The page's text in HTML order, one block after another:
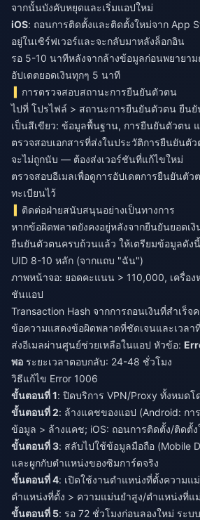
จากนั้นบังคับหยุดและเริ่มแอปใหม่
iOS: ถอนการติดตั้งและติดตั้งใหม่จาก App
อยู่ในเซิร์ฟเวอร์และจะกลับมาหลังล็อกอิน
รอ 5-10 นาทีหลังจากล้างข้อมูลก่อนพยายา
อัปเดตยอดเงินทุกๆ 5 นาที
การตรวจสอบสถานะการยืนยันตัวตน
ไปที่ โปรไฟล์ > สถานะการยืนยันตัวตน ยืน
เป็นสีเขียว: ข้อมูลพื้นฐาน, การยืนยันตัวตน
ตรวจสอบเอกสารที่ส่งในประวัติการยืนยันตั
จะไม่ถูกนับ — ต้องส่งเวอร์ชันที่แก้ไขใหม่
ตรวจสอบอีเมลเพื่อดูการอัปเดตการยืนยันตัว
ทะเบียนไว้
ติดต่อฝ่ายสนับสนุนอย่างเป็นทางการ
หากข้อผิดพลาดยังคงอยู่หลังจากยืนยันยอดเ
ยืนยันตัวตนครบถ้วนแล้ว ให้เตรียมข้อมูลดัง
UID 8-10 หลัก (จากแถบ "ฉัน")
ภาพหน้าจอ: ยอดคะแนน > 110,000, เครื่อง
ชันแอป
Transaction Hash จากการถอนเงินที่สำเร็จ
ข้อความแสดงข้อผิดพลาดที่ชัดเจนและเวลาที่
ส่งอีเมลผ่านศูนย์ช่วยเหลือในแอป หัวข้อ:
พอ ระยะเวลาตอบกลับ: 24-48 ชั่วโมง
วิธีแก้ไข Error 1006
ขั้นตอนที่ 1: ปิดบริการ VPN/Proxy ทั้งหมดโ
ขั้นตอนที่ 2: ล้างแคชของแอป (Android: กา
ข้อมูล > ล้างแคช; iOS: ถอนการติดตั้ง/ติดตั้ง
ขั้นตอนที่ 3: สลับไปใช้ข้อมูลมือถือ (Mobile
และผูกกับตำแหน่งของซิมการ์ดจริง
ขั้นตอนที่ 4: เปิดใช้งานตำแหน่งที่ตั้งความแ
ตำแหน่งที่ตั้ง > ความแม่นยำสูง/ตำแหน่งที่แ
ขั้นตอนที่ 5: รอ 72 ชั่วโมงก่อนลองใหม่ ระบ